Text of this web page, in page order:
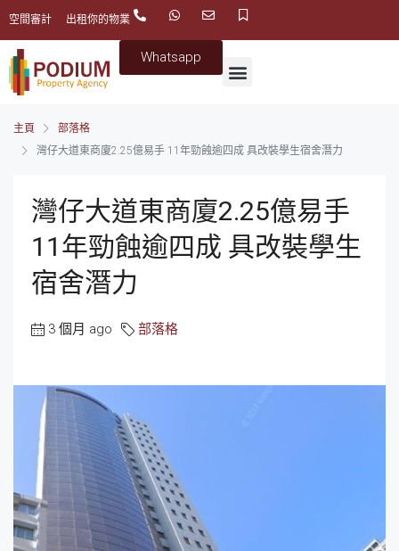
空間審計 出租你的物業
Whatsapp
主頁
部落格
灣仔大道東商廈2.25億易手 11年勁蝕逾四成 具改裝學生宿舍潛力
灣仔大道東商廈2.25億易手
11年勁蝕逾四成 具改裝學生
宿舍潛力
3 個月 ago 部落格